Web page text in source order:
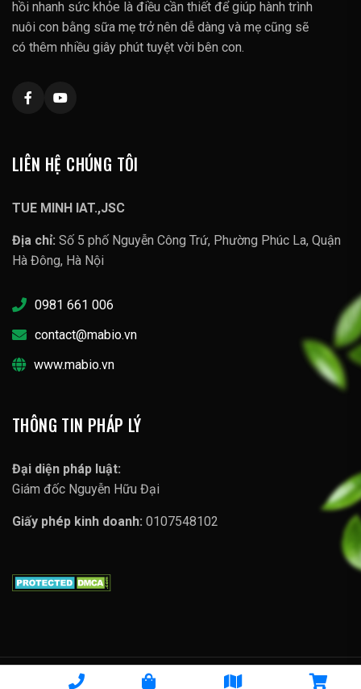
hồi nhanh sức khỏe là điều cần thiết để giúp hành trình
nuôi con bằng sữa mẹ trở nên dễ dàng và mẹ cũng sẽ
có thêm nhiều giây phút tuyệt vời bên con.
LIÊN HỆ CHÚNG TÔI
TUE MINH IAT.,JSC
Địa chỉ: Số 5 phố Nguyễn Công Trứ, Phường Phúc La, Quận
Hà Đông, Hà Nội
0981 661 006
contact@mabio.vn
www.mabio.vn
THÔNG TIN PHÁP LÝ
Đại diện pháp luật:
Giám đốc Nguyễn Hữu Đại
Giấy phép kinh doanh: 0107548102